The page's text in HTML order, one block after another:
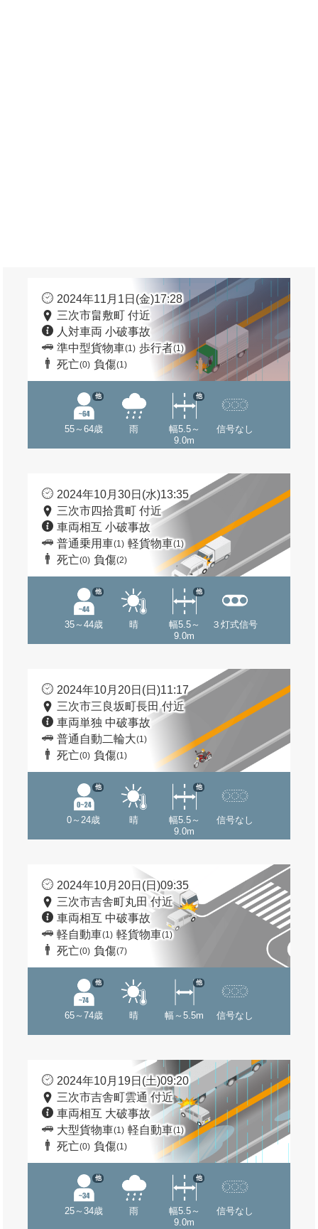
2024年11月1日(金)17:28
三次市畠敷町 付近
人対車両 小破事故
準中型貨物車(1) 歩行者(1)
死亡(0) 負傷(1)
55～64歳
他
雨
幅5.5～
9.0m
他
信号なし
2024年10月30日(水)13:35
三次市四拾貫町 付近
車両相互 小破事故
普通乗用車(1) 軽貨物車(1)
死亡(0) 負傷(2)
35～44歳
他
晴
幅5.5～
9.0m
他
３灯式信号
2024年10月20日(日)11:17
三次市三良坂町長田 付近
車両単独 中破事故
普通自動二輪大(1)
死亡(0) 負傷(1)
0～24歳
他
晴
幅5.5～
9.0m
他
信号なし
2024年10月20日(日)09:35
三次市吉舎町丸田 付近
車両相互 中破事故
軽自動車(1) 軽貨物車(1)
死亡(0) 負傷(7)
65～74歳
他
晴 幅～5.5m
他
信号なし
2024年10月19日(土)09:20
三次市吉舎町雲通 付近
車両相互 大破事故
大型貨物車(1) 軽自動車(1)
死亡(0) 負傷(1)
25～34歳
他
雨
幅5.5～
9.0m
他
信号なし